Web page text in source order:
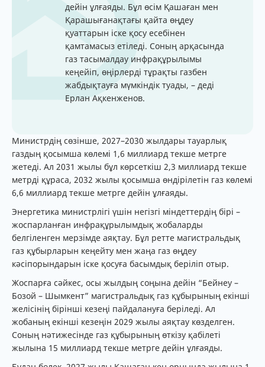
дейін ұлғаяды. Бұл өсім Қашаған мен
Қарашығанақтағы қайта өңдеу
қуаттарын іске қосу есебінен
қамтамасыз етіледі. Соның арқасында
газ тасымалдау инфрақұрылымы
кеңейіп, өңірлерді тұрақты газбен
жабдықтауға мүмкіндік туады, – деді
Ерлан Ақкенженов.
Министрдің сөзінше, 2027–2030 жылдары тауарлық
газдың қосымша көлемі 1,6 миллиард текше метрге
жетеді. Ал 2031 жылы бұл көрсеткіш 2,3 миллиард текше
метрді құраса, 2032 жылы қосымша өндірілетін газ көлемі
6,6 миллиард текше метрге дейін ұлғаяды.
Энергетика министрлігі үшін негізгі міндеттердің бірі –
жоспарланған инфрақұрылымдық жобаларды
белгіленген мерзімде аяқтау. Бұл ретте магистральдық
газ құбырларын кеңейту мен жаңа газ өңдеу
кәсіпорындарын іске қосуға басымдық беріліп отыр.
Жоспарға сәйкес, осы жылдың соңына дейін “Бейнеу –
Бозой – Шымкент” магистральдық газ құбырының екінші
желісінің бірінші кезеңі пайдалануға беріледі. Ал
жобаның екінші кезеңін 2029 жылы аяқтау көзделген.
Соның нәтижесінде газ құбырының өткізу қабілеті
жылына 15 миллиард текше метрге дейін ұлғаяды.